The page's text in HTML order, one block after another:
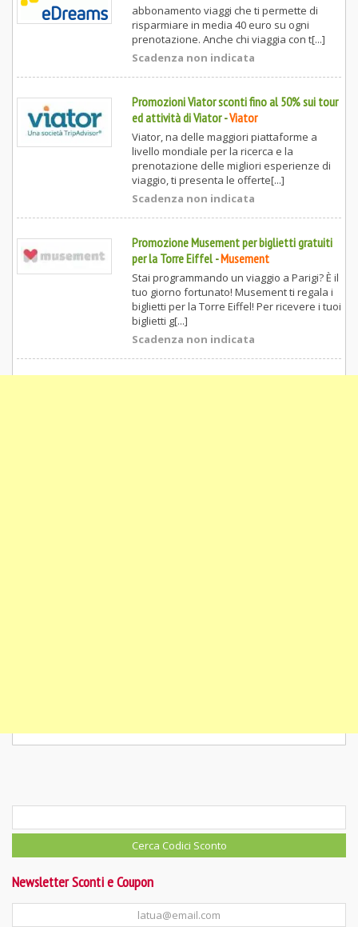
abbonamento viaggi che ti permette di
risparmiare in media 40 euro su ogni
prenotazione. Anche chi viaggia con t[...]
Scadenza non indicata
Promozioni Viator sconti fino al 50% sui tour
ed attività di Viator-Viator
Viator, na delle maggiori piattaforme a
livello mondiale per la ricerca e la
prenotazione delle migliori esperienze di
viaggio, ti presenta le offerte[...]
Scadenza non indicata
Promozione Musement per biglietti gratuiti
per la Torre Eiffel-Musement
Stai programmando un viaggio a Parigi? È il
tuo giorno fortunato! Musement ti regala i
biglietti per la Torre Eiffel! Per ricevere i tuoi
biglietti g[...]
Scadenza non indicata
Newsletter Sconti e Coupon